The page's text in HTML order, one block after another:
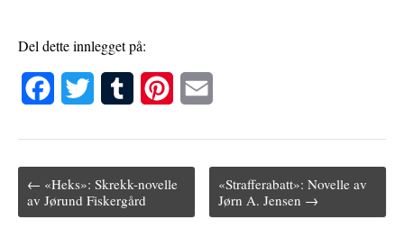
Del dette innlegget på:
e
b
t
t
b
l
t
e
l
Post navigation
← «Heks»: Skrekk-novelle
av Jørund Fiskergård
«Strafferabatt»: Novelle av
Jørn A. Jensen →